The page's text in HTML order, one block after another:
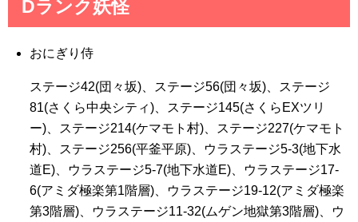
Dランク妖怪
おにぎり侍
ステージ42(団々坂)、ステージ56(団々坂)、ステージ
81(さくら中央シティ)、ステージ145(さくらEXツリ
ー)、ステージ214(ケマモト村)、ステージ227(ケマモト
村)、ステージ256(平釜平原)、ウラステージ5-3(地下水
道E)、ウラステージ5-7(地下水道E)、ウラステージ17-
6(アミダ極楽第1階層)、ウラステージ19-12(アミダ極楽
第3階層)、ウラステージ11-32(ムゲン地獄第3階層)、ウ